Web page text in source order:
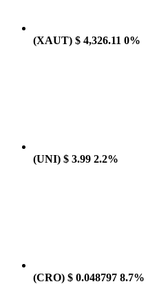
(XAUT) $ 4,326.11 0%
(UNI) $ 3.99 2.2%
(CRO) $ 0.048797 8.7%